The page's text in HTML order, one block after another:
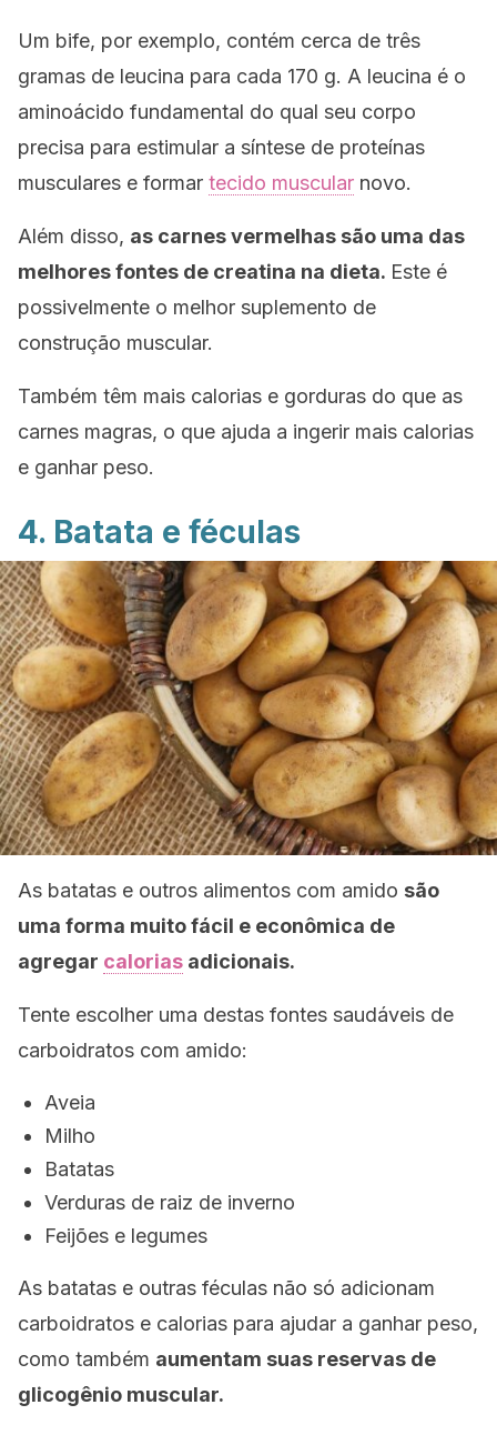
Um bife, por exemplo, contém cerca de três
gramas de leucina para cada 170 g. A leucina é o
aminoácido fundamental do qual seu corpo
precisa para estimular a síntese de proteínas
musculares e formar tecido muscular novo.
Além disso, as carnes vermelhas são uma das
melhores fontes de creatina na dieta. Este é
possivelmente o melhor suplemento de
construção muscular.
Também têm mais calorias e gorduras do que as
carnes magras, o que ajuda a ingerir mais calorias
e ganhar peso.
4. Batata e féculas
As batatas e outros alimentos com amido são
uma forma muito fácil e econômica de
agregar calorias adicionais.
Tente escolher uma destas fontes saudáveis de
carboidratos com amido:
Aveia
Milho
Batatas
Verduras de raiz de inverno
Feijões e legumes
As batatas e outras féculas não só adicionam
carboidratos e calorias para ajudar a ganhar peso,
como também aumentam suas reservas de
glicogênio muscular.